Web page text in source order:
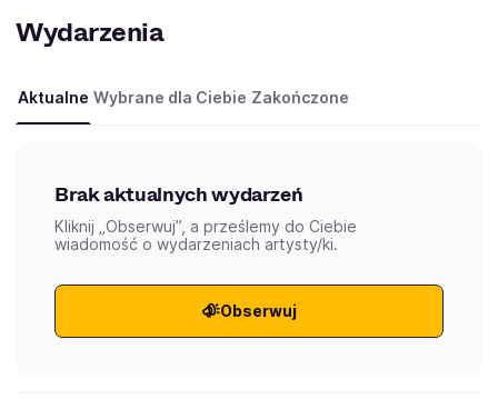
Wydarzenia
Aktualne Wybrane dla Ciebie Zakończone
Brak aktualnych wydarzeń
Kliknij „Obserwuj”, a prześlemy do Ciebie
wiadomość o wydarzeniach artysty/ki.
Obserwuj